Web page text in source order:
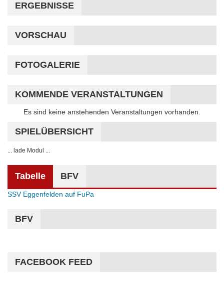
ERGEBNISSE
VORSCHAU
FOTOGALERIE
KOMMENDE VERANSTALTUNGEN
Hinweis
Es sind keine anstehenden Veranstaltungen vorhanden.
SPIELÜBERSICHT
... lade Modul ...
Tabelle BFV
SSV Eggenfelden auf FuPa
BFV
FACEBOOK FEED